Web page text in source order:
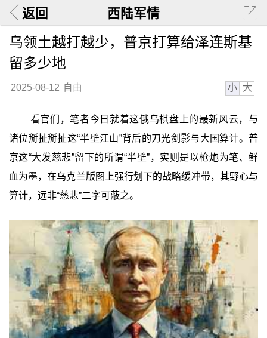
返回 西陆军情
乌领土越打越少，普京打算给泽连斯基
留多少地
2025-08-12 自由 小 大
看官们，笔者今日就着这俄乌棋盘上的最新风云，与
诸位掰扯掰扯这“半壁江山”背后的刀光剑影与大国算计。普
京这“大发慈悲”留下的所谓“半壁”，实则是以枪炮为笔、鲜
血为墨，在乌克兰版图上强行划下的战略缓冲带，其野心与
算计，远非“慈悲”二字可蔽之。